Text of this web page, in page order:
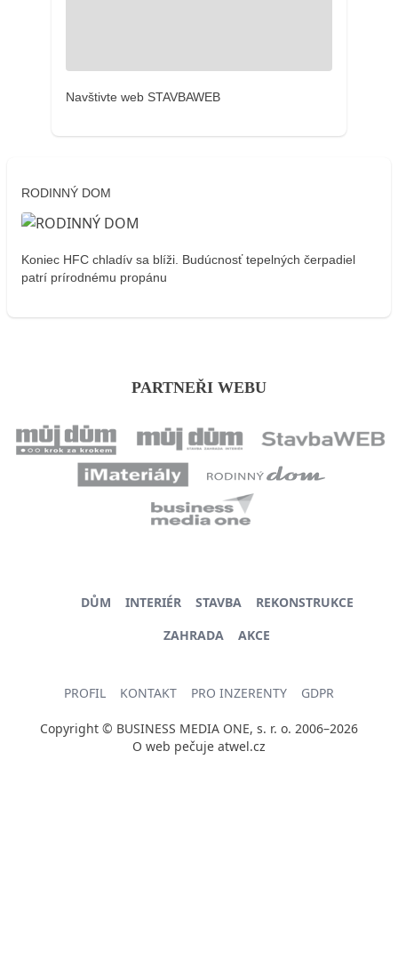
Navštivte web STAVBAWEB
RODINNÝ DOM
Koniec HFC chladív sa blíži. Budúcnosť tepelných čerpadiel
patrí prírodnému propánu
PARTNEŘI WEBU
DŮM INTERIÉR STAVBA
REKONSTRUKCE
ZAHRADA
AKCE
PROFIL KONTAKT PRO INZERENTY GDPR
Copyright © BUSINESS MEDIA ONE, s. r. o. 2006–2026